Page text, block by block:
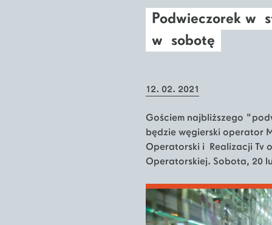
Podwieczorek w
w sobotę
12. 02. 2021
Gościem najbliższego
będzie węgierski operator
Operatorski i Realizacji Tv
Operatorskiej. Sobota, 20